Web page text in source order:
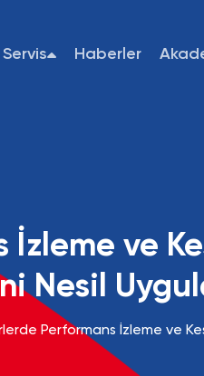
Servis Haberler
İzleme ve
Nesil
Performans İzleme ve